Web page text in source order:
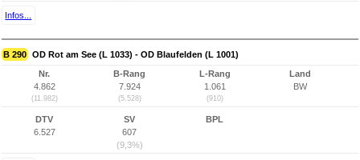
Infos...
B 290 OD Rot am See (L 1033) - OD Blaufelden (L 1001)
Nr.
4.862
(11.982)
B-Rang
7.924
(5.528)
L-Rang
1.061
(910)
Land
BW
DTV
6.527
SV
607
(9,3%)
BPL